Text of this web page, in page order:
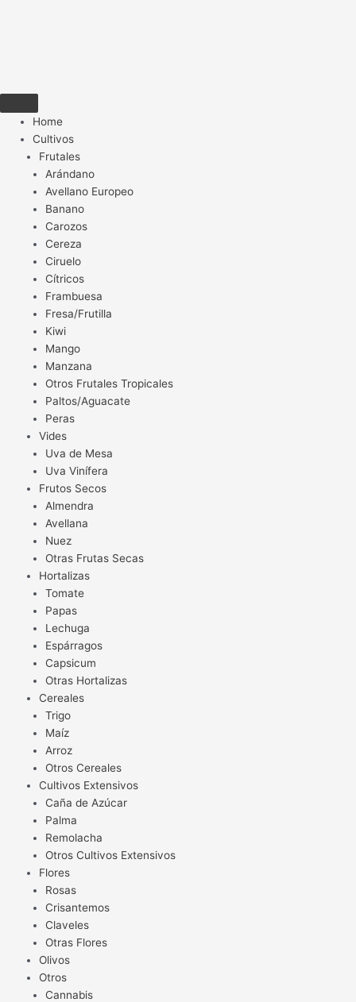
Home
Cultivos
Frutales
Arándano
Avellano Europeo
Banano
Carozos
Cereza
Ciruelo
Cítricos
Frambuesa
Fresa/Frutilla
Kiwi
Mango
Manzana
Otros Frutales Tropicales
Paltos/Aguacate
Peras
Vides
Uva de Mesa
Uva Vinífera
Frutos Secos
Almendra
Avellana
Nuez
Otras Frutas Secas
Hortalizas
Tomate
Papas
Lechuga
Espárragos
Capsicum
Otras Hortalizas
Cereales
Trigo
Maíz
Arroz
Otros Cereales
Cultivos Extensivos
Caña de Azúcar
Palma
Remolacha
Otros Cultivos Extensivos
Flores
Rosas
Crisantemos
Claveles
Otras Flores
Olivos
Otros
Cannabis